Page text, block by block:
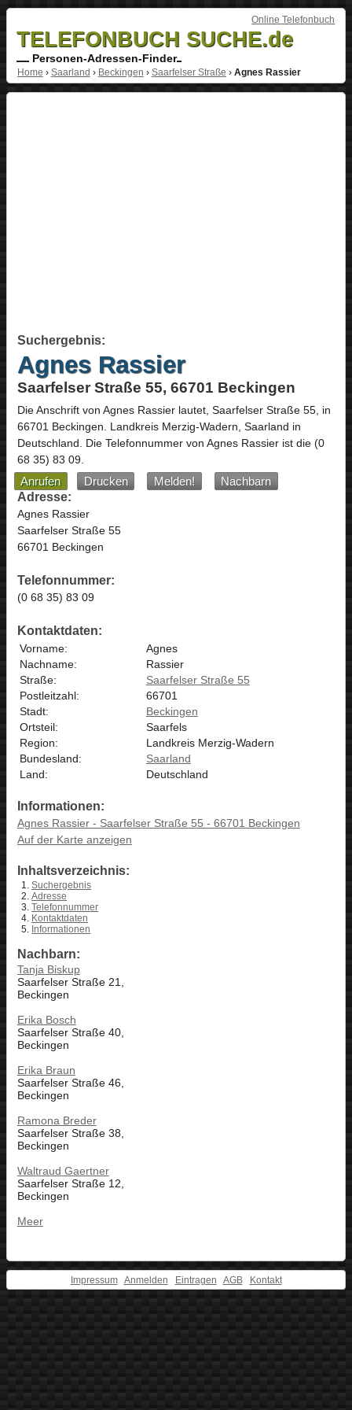
Online Telefonbuch
TELEFONBUCH SUCHE.de
Personen-Adressen-Finder
Home › Saarland › Beckingen › Saarfelser Straße › Agnes Rassier
Suchergebnis:
Agnes Rassier
Saarfelser Straße 55, 66701 Beckingen
Die Anschrift von Agnes Rassierlautet, Saarfelser Straße 55, in
66701 Beckingen. Landkreis Merzig-Wadern, Saarland in
Deutschland. Die Telefonnummer von Agnes Rassier ist die (0
68 35) 83 09.
Anrufen Drucken Melden!
Nachbarn
Adresse:
Agnes Rassier
Saarfelser Straße 55
66701 Beckingen
Telefonnummer:
(0 68 35) 83 09
Kontaktdaten:
Vorname:
Agnes
Nachname:
Rassier
Straße:
Saarfelser Straße 55
Postleitzahl:
66701
Stadt:
Beckingen
Ortsteil:
Saarfels
Region:
Landkreis Merzig-Wadern
Bundesland:
Saarland
Land:
Deutschland
Informationen:
Agnes Rassier - Saarfelser Straße 55 - 66701 Beckingen
Auf der Karte anzeigen
Inhaltsverzeichnis:
Suchergebnis
Adresse
Telefonnummer
Kontaktdaten
Informationen
Nachbarn:
Tanja Biskup
Saarfelser Straße 21,
Beckingen
Erika Bosch
Saarfelser Straße 40,
Beckingen
Erika Braun
Saarfelser Straße 46,
Beckingen
Ramona Breder
Saarfelser Straße 38,
Beckingen
Waltraud Gaertner
Saarfelser Straße 12,
Beckingen
Meer
Impressum Anmelden Eintragen AGB Kontakt